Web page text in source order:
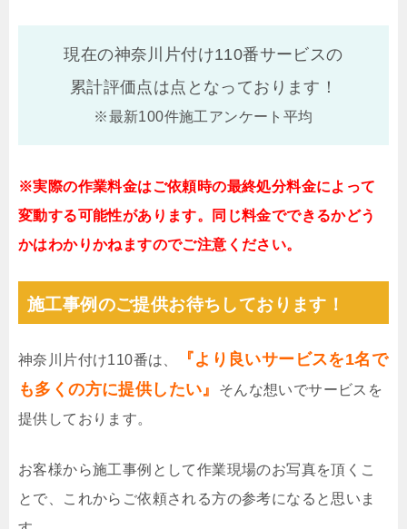
現在の神奈川片付け110番サービスの
累計評価点は点となっております！
※最新100件施工アンケート平均
※実際の作業料金はご依頼時の最終処分料金によって
変動する可能性があります。同じ料金でできるかどう
かはわかりかねますのでご注意ください。
施工事例のご提供お待ちしております！
神奈川片付け110番は、
『より良いサービスを1名で
も多くの方に提供したい』
そんな想いでサービスを
提供しております。
お客様から施工事例として作業現場のお写真を頂くこ
とで、これからご依頼される方の参考になると思いま